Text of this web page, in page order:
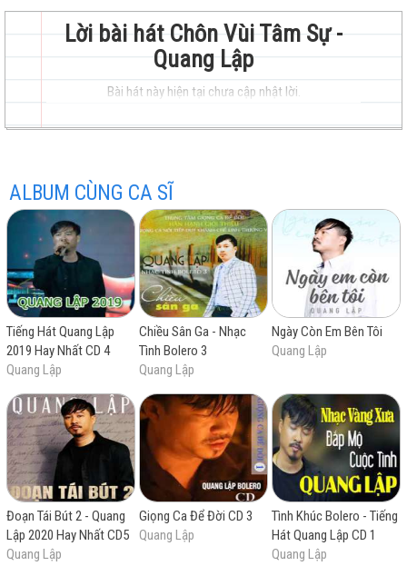
hay
nhất
Lời bài hát Chôn Vùi Tâm Sự -
Quang Lập
Bài hát này hiện tại chưa cập nhật lời.
ALBUM CÙNG CA SĨ
Tiếng Hát Quang Lập
2019 Hay Nhất CD 4
Quang Lập
Chiều Sân Ga - Nhạc
Tình Bolero 3
Quang Lập
Ngày Còn Em Bên Tôi
Quang Lập
Đoạn Tái Bút 2 - Quang
Lập 2020 Hay Nhất CD5
Quang Lập
Giọng Ca Để Đời CD 3
Quang Lập
Tình Khúc Bolero - Tiếng
Hát Quang Lập CD 1
Quang Lập